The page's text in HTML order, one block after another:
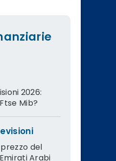
2026:
Mib?
del
Arabi